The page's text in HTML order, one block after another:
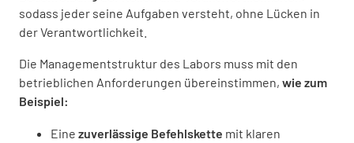
sodass jeder seine Aufgaben versteht, ohne Lücken in
der Verantwortlichkeit.
Die Managementstruktur des Labors muss mit den
betrieblichen Anforderungen übereinstimmen, wie zum
Beispiel:
Eine zuverlässige Befehlskette mit klaren